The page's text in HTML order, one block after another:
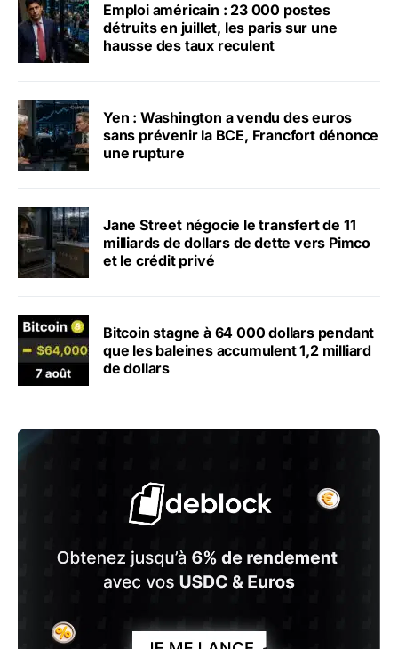
Emploi américain : 23 000 postes
détruits en juillet, les paris sur une
hausse des taux reculent
Yen : Washington a vendu des euros
sans prévenir la BCE, Francfort dénonce
une rupture
Jane Street négocie le transfert de 11
milliards de dollars de dette vers Pimco
et le crédit privé
Bitcoin stagne à 64 000 dollars pendant
que les baleines accumulent 1,2 milliard
de dollars